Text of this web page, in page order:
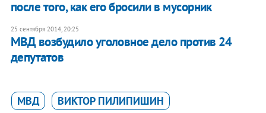
после того, как его бросили в мусорник
25 сентября 2014, 20:25
МВД возбудило уголовное дело против 24
депутатов
МВД
ВИКТОР ПИЛИПИШИН